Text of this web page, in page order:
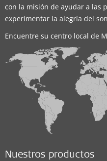
con la misión de ayudar a las
experimentar la alegría del
Encuentre su centro local de
Nuestros productos